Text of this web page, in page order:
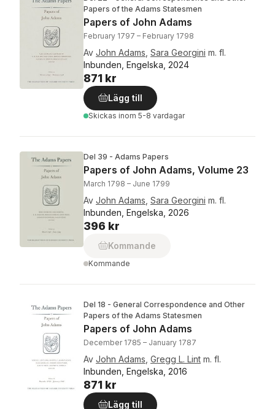
Papers of the Adams Statesmen
Papers of John Adams
February 1797 – February 1798
Av John Adams Sara Georgini m. fl.
Inbunden, Engelska, 2024
871 kr
Lägg till
Skickas inom 5-8 vardagar
Del 39 - Adams Papers
Papers of John Adams, Volume 23
March 1798 – June 1799
Av John Adams Sara Georgini m. fl.
Inbunden, Engelska, 2026
396 kr
Kommande
Kommande
Del 18 - General Correspondence and Other
Papers of the Adams Statesmen
Papers of John Adams
December 1785 – January 1787
Av John Adams Gregg L. Lint m. fl.
Inbunden, Engelska, 2016
871 kr
Lägg till